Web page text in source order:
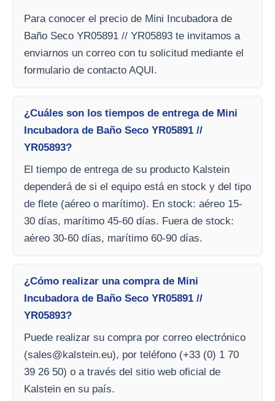
Para conocer el precio de Mini Incubadora de
Baño Seco YR05891 // YR05893 te invitamos a
enviarnos un correo con tu solicitud mediante el
formulario de contacto AQUI.
¿Cuáles son los tiempos de entrega de Mini
Incubadora de Baño Seco YR05891 //
YR05893?
El tiempo de entrega de su producto Kalstein
dependerá de si el equipo está en stock y del tipo
de flete (aéreo o marítimo). En stock: aéreo 15-
30 días, marítimo 45-60 días. Fuera de stock:
aéreo 30-60 días, marítimo 60-90 días.
¿Cómo realizar una compra de Mini
Incubadora de Baño Seco YR05891 //
YR05893?
Puede realizar su compra por correo electrónico
(sales@kalstein.eu), por teléfono (+33 (0) 1 70
39 26 50) o a través del sitio web oficial de
Kalstein en su país.